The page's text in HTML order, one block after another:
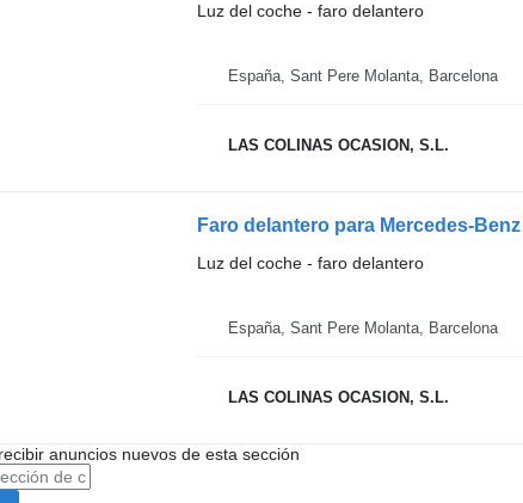
Luz del coche - faro delantero
España, Sant Pere Molanta, Barcelona
LAS COLINAS OCASION, S.L.
Faro delantero para Mercedes-
Luz del coche - faro delantero
España, Sant Pere Molanta, Barcelona
LAS COLINAS OCASION, S.L.
anuncios nuevos de esta sección